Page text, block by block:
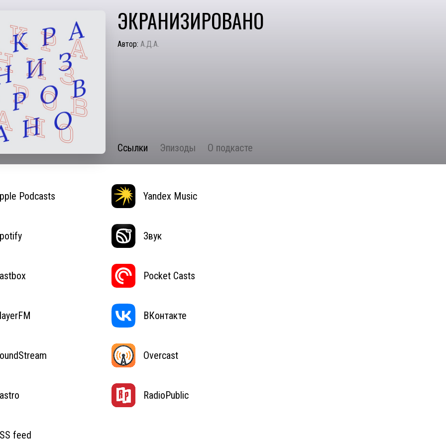
ЭКРАНИЗИРОВАНО
Автор: А.Д.А.
Ссылки Эпизоды О подкасте
Podcasts Yandex Music
Звук
Pocket Casts
ВКонтакте
Overcast
RadioPublic
feed